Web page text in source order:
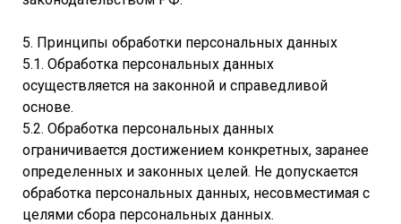
5. Принципы обработки персональных данных
5.1. Обработка персональных данных
осуществляется на законной и справедливой
основе.
5.2. Обработка персональных данных
ограничивается достижением конкретных, заранее
определенных и законных целей. Не допускается
обработка персональных данных, несовместимая с
целями сбора персональных данных.